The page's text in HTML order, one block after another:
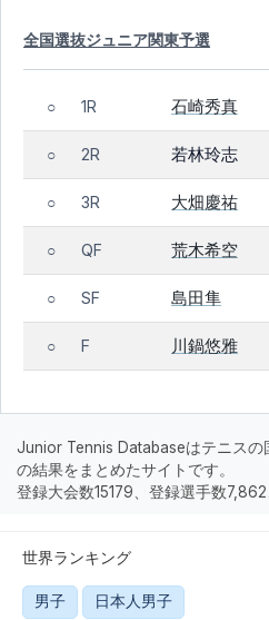
全国選抜ジュニア関東予選
○ 1R 石崎秀真
○ 2R 若林玲志
○ 3R 大畑慶祐
○ QF 荒木希空
○ SF 島田隼
○ F 川鍋悠雅
Junior Tennis Databaseはテニスの
の結果をまとめたサイトです。
登録大会数15179、登録選手数
世界ランキング
男子 日本人男子